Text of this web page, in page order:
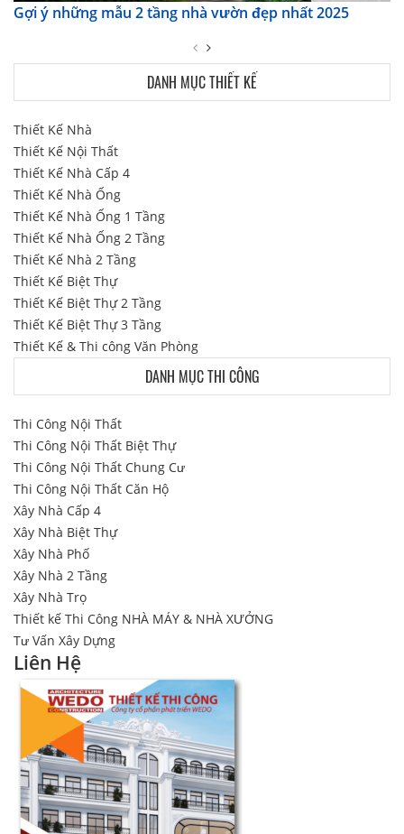
Gợi ý những mẫu 2 tầng nhà vườn đẹp nhất 2025
DANH MỤC THIẾT KẾ
Thiết Kế Nhà
Thiết Kế Nội Thất
Thiết Kế Nhà Cấp 4
Thiết Kế Nhà Ống
Thiết Kế Nhà Ống 1 Tầng
Thiết Kế Nhà Ống 2 Tầng
Thiết Kế Nhà 2 Tầng
Thiết Kế Biệt Thự
Thiết Kế Biệt Thự 2 Tầng
Thiết Kế Biệt Thự 3 Tầng
Thiết Kế & Thi công Văn Phòng
DANH MỤC THI CÔNG
Thi Công Nội Thất
Thi Công Nội Thất Biệt Thự
Thi Công Nội Thất Chung Cư
Thi Công Nội Thất Căn Hộ
Xây Nhà Cấp 4
Xây Nhà Biệt Thự
Xây Nhà Phố
Xây Nhà 2 Tầng
Xây Nhà Trọ
Thiết kế Thi Công NHÀ MÁY & NHÀ XƯỞNG
Tư Vấn Xây Dựng
Liên Hệ